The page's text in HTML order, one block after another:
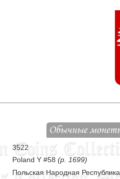
3522
Poland Y #58 (p. 1699)
Польская Народная Республика